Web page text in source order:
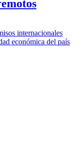
internacionales
económica del país